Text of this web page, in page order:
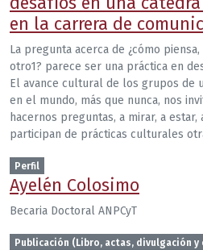
en la carrera de
La pregunta acerca de ¿cómo
otro1? parece ser una práctica en
El avance cultural de los grupos de
en el mundo, más que nunca, nos
hacernos preguntas, a mirar, a
participan de prácticas culturales
Perfil
Ayelén Colosimo
Becaria Doctoral ANPCyT
Publicación (Libro, actas, divulgación